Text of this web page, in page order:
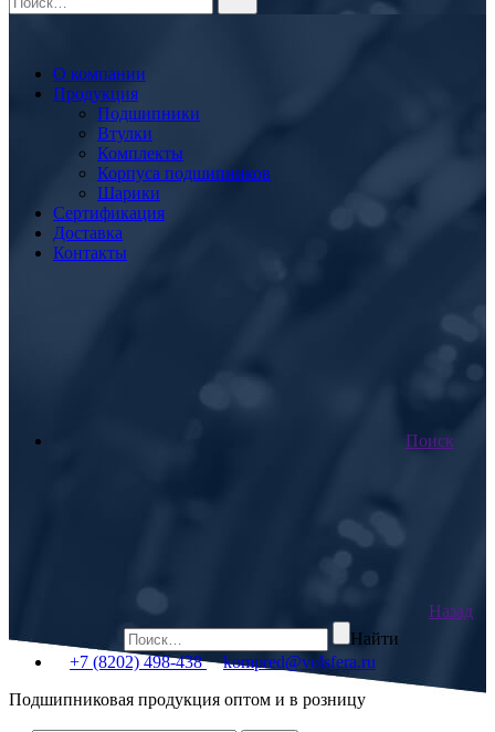
О компании
Продукция
Подшипники
Втулки
Комплекты
Корпуса подшипников
Шарики
Сертификация
Доставка
Контакты
Поиск
Назад
Найти
+7 (8202) 498-438
kompred@volsfera.ru
Подшипниковая продукция оптом и в розницу